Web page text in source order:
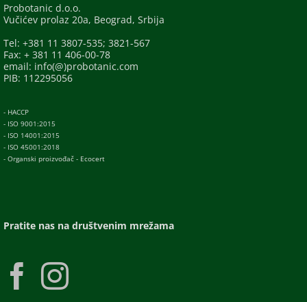
Probotanic d.o.o.
Vučićev prolaz 20a, Beograd, Srbija
Tel: +381 11 3807-535; 3821-567
Fax: + 381 11 406-00-78
email: info(@)probotanic.com
PIB: 112295056
- HACCP
- ISO 9001:2015
- ISO 14001:2015
- ISO 45001:2018
- Organski proizvođač - Ecocert
Pratite nas na društvenim mrežama